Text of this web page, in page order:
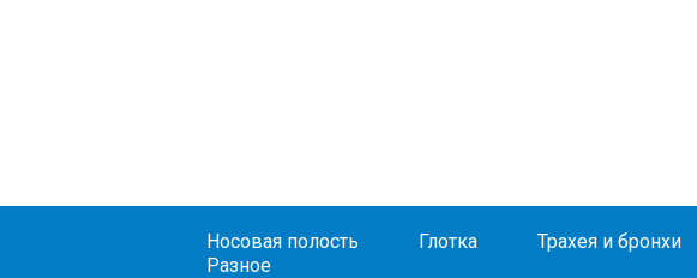
Носовая полость Глотка Трахея и бронхи
Разное